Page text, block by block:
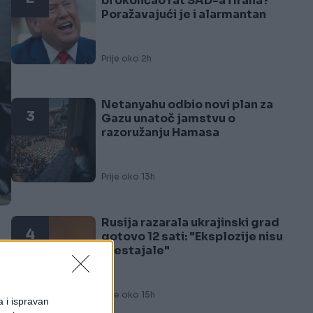
i ispravan
Poražavajući je i alarmantan
Prije oko 2h
3
Netanyahu odbio novi plan za
Gazu unatoč jamstvu o
razoružanju Hamasa
Prije oko 13h
4
Rusija razarala ukrajinski grad
gotovo 12 sati: "Eksplozije nisu
prestajale"
Prije oko 15h